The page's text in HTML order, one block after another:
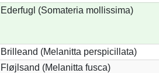
Ederfugl (Somateria mollissima)
Brilleand (Melanitta perspicillata)
Fløjlsand (Melanitta fusca)